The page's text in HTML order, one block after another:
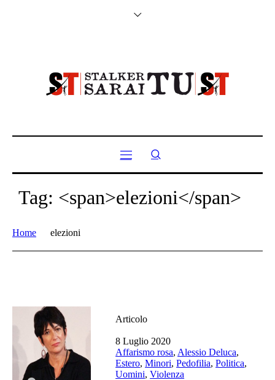
Tag: <span>elezioni</span>
Home elezioni
Articolo
8 Luglio 2020
Affarismo rosa, Alessio Deluca,
Estero,Minori,Pedofilia,Politica,
Uomini,Violenza